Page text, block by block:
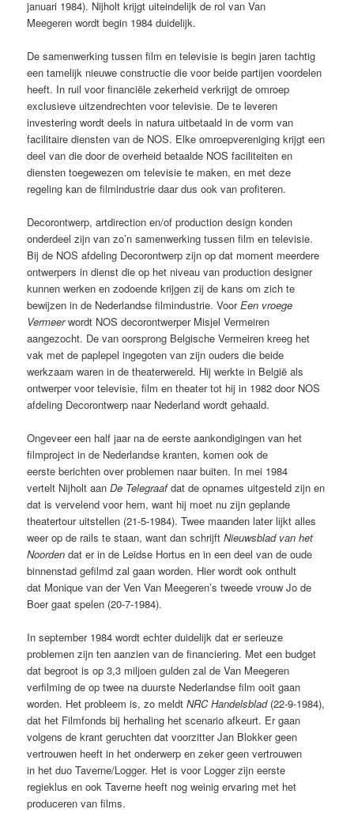
januari 1984). Nijholt krijgt uiteindelijk de rol van Van
Meegeren wordt begin 1984 duidelijk.
De samenwerking tussen film en televisie is begin jaren tachtig
een tamelijk nieuwe constructie die voor beide partijen voordelen
heeft. In ruil voor financiële zekerheid verkrijgt de omroep
exclusieve uitzendrechten voor televisie. De te leveren
investering wordt deels in natura uitbetaald in de vorm van
facilitaire diensten van de NOS. Elke omroepvereniging krijgt een
deel van die door de overheid betaalde NOS faciliteiten en
diensten toegewezen om televisie te maken, en met deze
regeling kan de filmindustrie daar dus ook van profiteren.
Decorontwerp, artdirection en/of production design konden
onderdeel zijn van zo’n samenwerking tussen film en televisie.
Bij de NOS afdeling Decorontwerp zijn op dat moment meerdere
ontwerpers in dienst die op het niveau van production designer
kunnen werken en zodoende krijgen zij de kans om zich te
bewijzen in de Nederlandse filmindustrie.VoorEen vroege
Vermeerwordt NOS decorontwerper Misjel Vermeiren
aangezocht. De van oorsprong Belgische Vermeiren kreeg het
vak met de paplepel ingegoten van zijn ouders die beide
werkzaam waren in de theaterwereld. Hij werkte in België als
ontwerper voor televisie, film en theater tot hij in 1982 door NOS
afdeling Decorontwerp naar Nederland wordt gehaald.
Ongeveer een half jaar na de eerste aankondigingen van het
filmproject in de Nederlandse kranten, komen ook de
eerste berichten over problemen naar buiten. In mei 1984
vertelt Nijholt aanDe Telegraafdat de opnames uitgesteld zijn en
dat is vervelend voor hem, want hij moet nu zijn geplande
theatertour uitstellen (21-5-1984). Twee maanden later lijkt alles
weer op de rails te staan, want dan schrijftNieuwsblad van het
Noorden dat er in de Leidse Hortus en in een deel van de oude
binnenstad gefilmd zal gaan worden. Hier wordt ook onthult
dat Monique van der Ven Van Meegeren’s tweede vrouw Jo de
Boer gaat spelen (20-7-1984).
In september 1984 wordt echter duidelijk dat er serieuze
problemen zijn ten aanzien van de financiering. Met een budget
dat begroot is op 3,3 miljoen gulden zal de Van Meegeren
verfilming de op twee na duurste Nederlandse film ooit gaan
worden. Het probleem is, zo meldtNRC Handelsblad(22-9-1984),
dat het Filmfonds bij herhaling het scenario afkeurt. Er gaan
volgens de krant geruchten dat voorzitter Jan Blokker geen
vertrouwen heeft in het onderwerp en zeker geen vertrouwen
in het duo Taverne/Logger. Het is voor Logger zijn eerste
regieklus en ook Taverne heeft nog weinig ervaring met het
produceren van films.